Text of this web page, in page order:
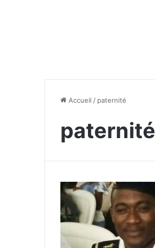
Accueil / paternité
paternité